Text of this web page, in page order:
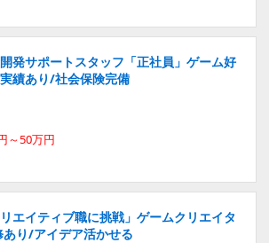
発サポートスタッフ「正社員」ゲーム好
績あり/社会保険完備
～50万円
エイティブ職に挑戦」ゲームクリエイタ
り/アイデア活かせる